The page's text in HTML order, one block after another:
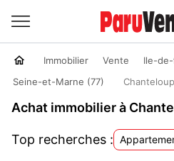
Immobilier Vente
Ile-
Seine-et-Marne (77)
Achat immobilier à
Top recherches :